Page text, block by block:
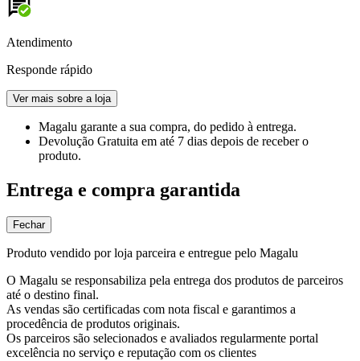
Atendimento
Responde rápido
Ver mais sobre a loja
Magalu garante a sua compra, do pedido à entrega.
Devolução Gratuita em até 7 dias depois de receber o
produto.
Entrega e compra garantida
Fechar
Produto vendido por loja parceira e entregue pelo Magalu
O Magalu se responsabiliza pela entrega dos produtos de parceiros
até o destino final.
As vendas são certificadas com nota fiscal e garantimos a
procedência de produtos originais.
Os parceiros são selecionados e avaliados regularmente portal
excelência no serviço e reputação com os clientes